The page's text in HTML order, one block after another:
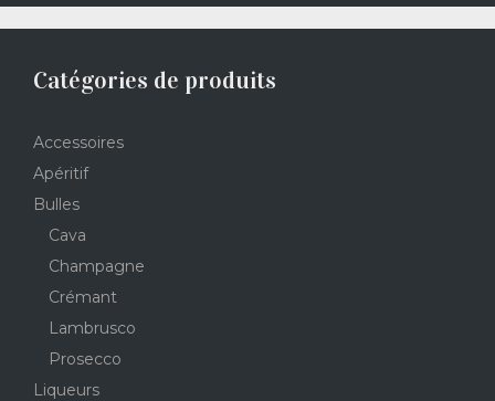
Catégories de produits
Accessoires
Apéritif
Bulles
Cava
Champagne
Crémant
Lambrusco
Prosecco
Liqueurs